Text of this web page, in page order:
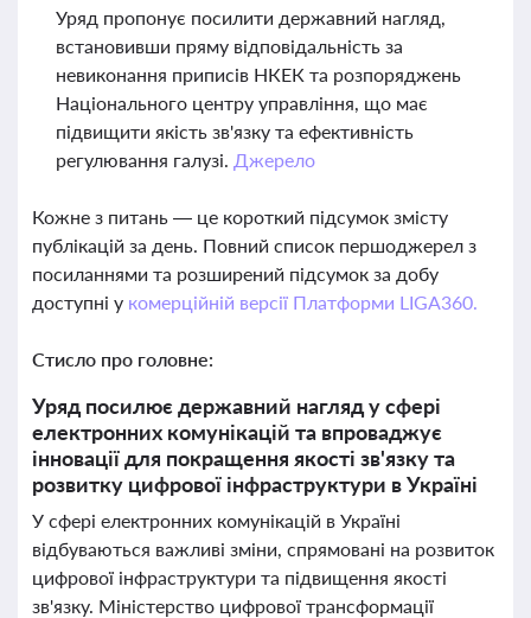
Уряд пропонує посилити державний нагляд,
встановивши пряму відповідальність за
невиконання приписів НКЕК та розпоряджень
Національного центру управління, що має
підвищити якість зв'язку та ефективність
регулювання галузі. Джерело
Кожне з питань — це короткий підсумок змісту
публікацій за день. Повний список першоджерел з
посиланнями та розширений підсумок за добу
доступні у комерційній версії Платформи LIGA360.
Стисло про головне:
Уряд посилює державний нагляд у сфері
електронних комунікацій та впроваджує
інновації для покращення якості зв'язку та
розвитку цифрової інфраструктури в Україні
У сфері електронних комунікацій в Україні
відбуваються важливі зміни, спрямовані на розвиток
цифрової інфраструктури та підвищення якості
зв'язку. Міністерство цифрової трансформації